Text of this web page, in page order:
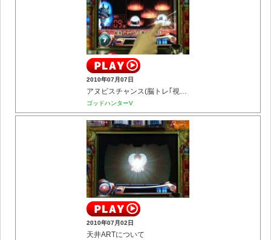
2010年07月07日
アヌビスチャンス(脳トレ｢視覚力｣)
ゴッドハンターV
2010年07月02日
天井ARTについて